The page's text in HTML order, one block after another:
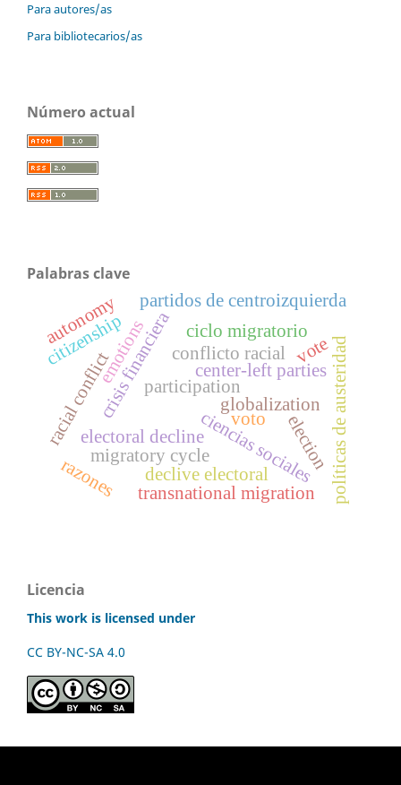
Para autores/as
Para bibliotecarios/as
Número actual
Palabras clave
ciencias sociales
participation
center-left parties
electoral decline
crisis financiera políticas de austeridad
partidos de centroizquierda
declive electoral
racial conflict
migratory cycle
globalization
transnational migration
conflicto racial
ciclo migratorio
citizenship
election
razones
voto
emotions vote
autonomy
Licencia
This work is licensed under
CC BY-NC-SA 4.0